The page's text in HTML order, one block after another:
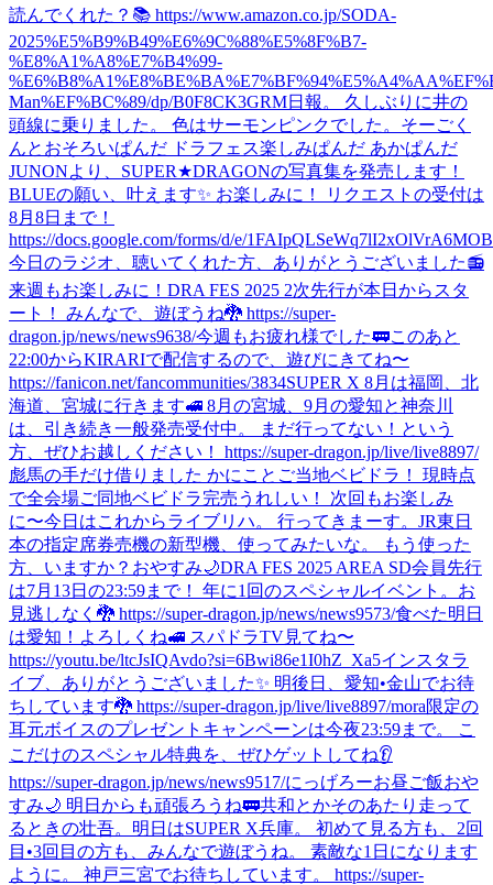
読んでくれた？📚 https://www.amazon.co.jp/SODA-
2025%E5%B9%B49%E6%9C%88%E5%8F%B7-
%E8%A1%A8%E7%B4%99-
Man%EF%BC%89/dp/B0F8CK3GRM日報。 久しぶりに井の
頭線に乗りました。 色はサーモンピンクでした。 そーごく
んとおそろいぱんだ ドラフェス楽しみぱんだ あかぱんだ
JUNONより、SUPER★DRAGONの写真集を発売します！
BLUEの願い、叶えます✨ お楽しみに！ リクエストの受付は
8月8日まで！
https://docs.google.com/forms/d/e/
今日のラジオ、聴いてくれた方、ありがとうございました📻
来週もお楽しみに！ DRA FES 2025 2次先行が本日からスタ
ート！ みんなで、遊ぼうね🐉 https://super-
dragon.jp/news/news9638/今週もお疲れ様でした🚃このあと
22:00からKIRARIで配信するので、遊びにきてね〜
https://fanicon.net/fancommunities/3834SUPER X 8月は福岡、北
海道、宮城に行きます🚅 8月の宮城、9月の愛知と神奈川
は、引き続き一般発売受付中。 まだ行ってない！という
方、ぜひお越しください！ https://super-dragon.jp/live/live8897/
彪馬の手だけ借りました かにことご当地ベビドラ！ 現時点
で全会場ご同地ベビドラ完売うれしい！ 次回もお楽しみ
に〜今日はこれからライブリハ。 行ってきまーす。 JR東日
本の指定席券売機の新型機、使ってみたいな。 もう使った
方、いますか？ おやすみ🌙DRA FES 2025 AREA SD会員先行
は7月13日の23:59まで！ 年に1回のスペシャルイベント。お
見逃しなく🐉 https://super-dragon.jp/news/news9573/食べた明日
は愛知！よろしくね🚅 スパドラTV見てね〜
https://youtu.be/ltcJsIQAvdo?si=6Bwi86e1I0hZ_Xa5インスタラ
イブ、ありがとうございました✨ 明後日、愛知•金山でお待
ちしています🐉 https://super-dragon.jp/live/live8897/mora限定の
耳元ボイスのプレゼントキャンペーンは今夜23:59まで。 こ
こだけのスペシャル特典を、ぜひゲットしてね👂
https://super-dragon.jp/news/news9517/にっげろーお昼ご飯おや
すみ🌙 明日からも頑張ろうね🚃共和とかそのあたり走って
るときの壮吾。 明日はSUPER X兵庫。 初めて見る方も、2回
目•3回目の方も、みんなで遊ぼうね。 素敵な1日になります
ように。 神戸三宮でお待ちしています。 https://super-